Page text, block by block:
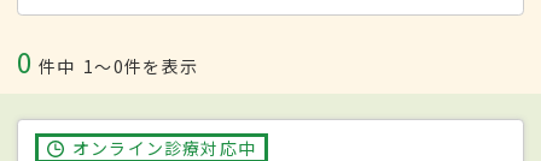
0 件中 1〜0件を表示
オンライン診療対応中